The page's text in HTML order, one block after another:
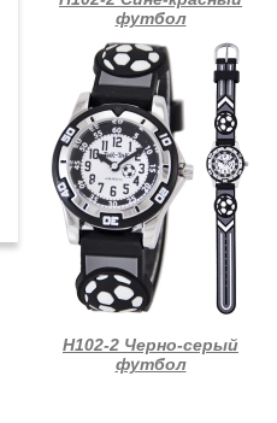
футбол
Н102-2 Черно-серый
футбол